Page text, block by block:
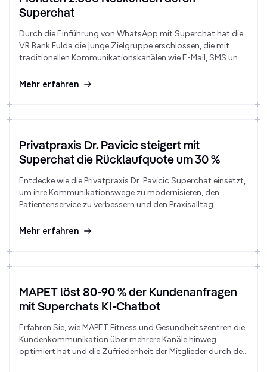
Superchat
Durch die Einführung von WhatsApp mit Superchat hat die
VR Bank Fulda die junge Zielgruppe erschlossen, die mit
traditionellen Kommunikationskanälen wie E-Mail, SMS und
mit Superchat eine Plattform gefunden, die nicht nur
Mehr erfahren
Privatpraxis Dr. Pavicic steigert mit
Superchat die Rücklaufquote um 30 %
Entdecke wie die Privatpraxis Dr. Pavicic Superchat einsetzt,
um ihre Kommunikationswege zu modernisieren, den
Patientenservice zu verbessern und den Praxisalltag
Mehr erfahren
MAPET löst 80-90 % der Kundenanfragen
mit Superchats KI-Chatbot
Erfahren Sie, wie MAPET Fitness und Gesundheitszentren die
Kundenkommunikation über mehrere Kanäle hinweg
optimiert hat und die Zufriedenheit der Mitglieder durch den